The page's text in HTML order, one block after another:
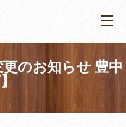
のお知らせ 豊中